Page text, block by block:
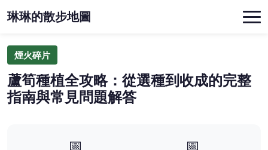
琳琳的散步地圖
煙火碎片
蘆筍種植全攻略：從選種到收成的完整
指南與常見問題解答
📅 📅